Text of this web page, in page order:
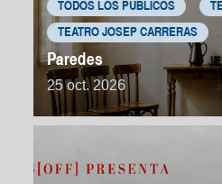
TODOS LOS PÚBLICOS
TEATRO JOSEP CARRERAS
Paredes
25 oct. 2026